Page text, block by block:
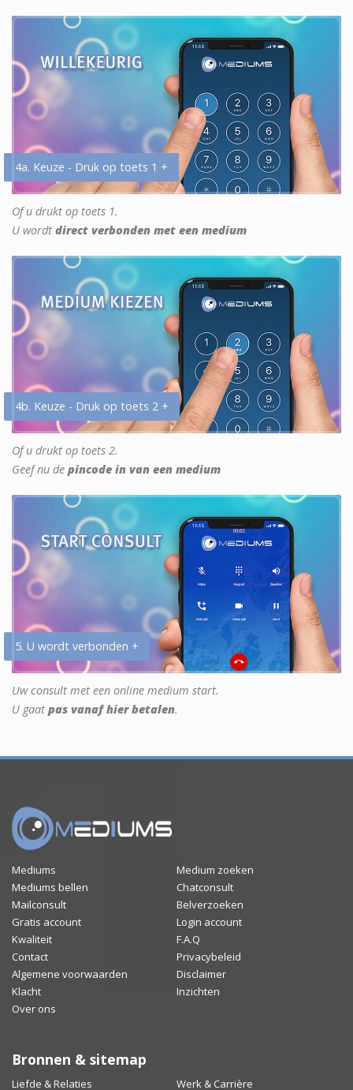
4a. Keuze - Druk op toets 1 +
Of u drukt op toets 1.
U wordt direct verbonden met een medium
4b. Keuze - Druk op toets 2 +
Of u drukt op toets 2.
Geef nu de pincode in van een medium
5. U wordt verbonden +
Uw consult met een online medium start.
U gaat pas vanaf hier betalen.
Mediums
Medium zoeken
Mediums bellen
Chatconsult
Mailconsult
Belverzoeken
Gratis account
Login account
Kwaliteit
F.A.Q
Contact
Privacybeleid
Algemene voorwaarden
Disclaimer
Klacht
Inzichten
Over ons
Bronnen & sitemap
Liefde & Relaties Werk & Carrière